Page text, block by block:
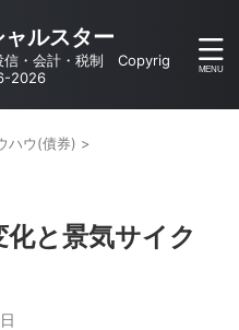
ルスター
信・会計・税制 Copyrig
2026
ハウ(債券) >
と景気サイク